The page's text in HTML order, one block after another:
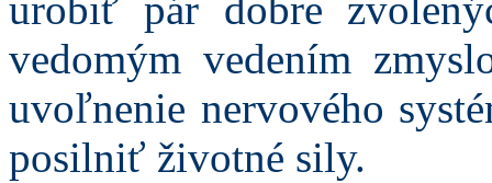
vedomým vedením
uvoľnenie nervového
posilniť životné sily.